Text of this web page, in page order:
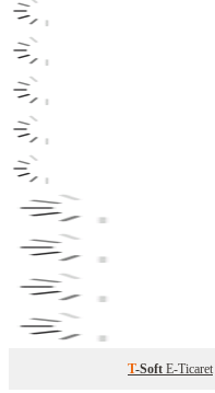
T-Soft E-Ticaret